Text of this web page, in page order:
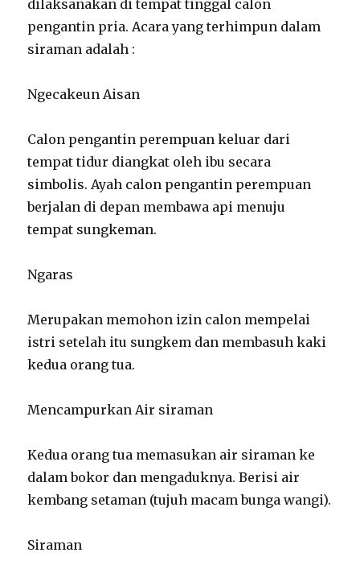
dilaksanakan di tempat tinggal calon
pengantin pria. Acara yang terhimpun dalam
siraman adalah :
Ngecakeun Aisan
Calon pengantin perempuan keluar dari
tempat tidur diangkat oleh ibu secara
simbolis. Ayah calon pengantin perempuan
berjalan di depan membawa api menuju
tempat sungkeman.
Ngaras
Merupakan memohon izin calon mempelai
istri setelah itu sungkem dan membasuh kaki
kedua orang tua.
Mencampurkan Air siraman
Kedua orang tua memasukan air siraman ke
dalam bokor dan mengaduknya. Berisi air
kembang setaman (tujuh macam bunga wangi).
Siraman